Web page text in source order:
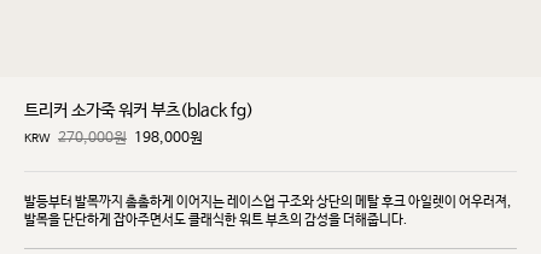
트리커 소가죽 워커 부츠(black fg)
KRW 270,000원 198,000원
발등부터 발목까지 촘촘하게 이어지는 레이스업 구조와 상단의 메탈 후크 아일렛이 어우러져,
발목을단단하게 잡아주면서도 클래식한 워트 부츠의 감성을 더해줍니다.